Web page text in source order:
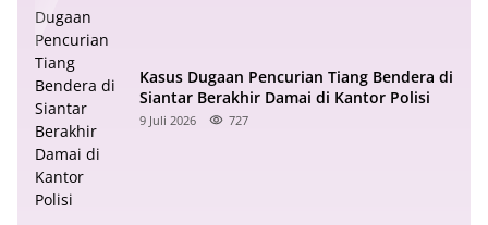
Kasus Dugaan Pencurian Tiang Bendera di
Siantar Berakhir Damai di Kantor Polisi
9 Juli 2026 727